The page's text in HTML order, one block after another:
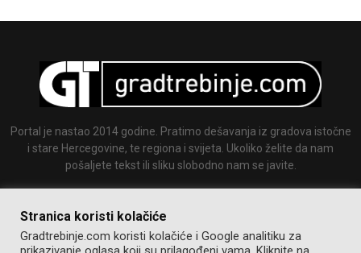
Portal je nastao 2014 godine. Pratimo dešavanja iz gradova istočne
i stare Hercegovine, te regiona i svijeta. Ukoliko želite da nam
pošaljete tekst ili sliku slobodno nam se javite.
Stranica koristi kolačiće
Gradtrebinje.com koristi kolačiće i Google analitiku za